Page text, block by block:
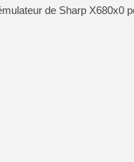
de Sharp X680x0